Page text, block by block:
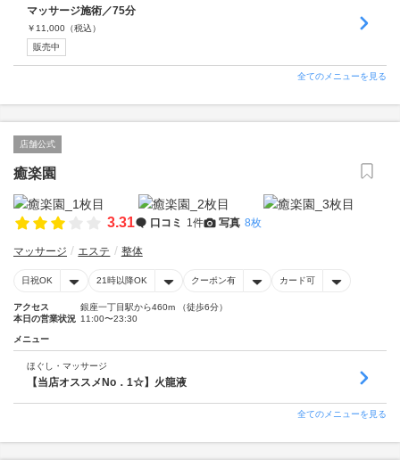
マッサージ施術／75分
￥ 11,000 （税込）
販売中
全てのメニューを見る
店舗公式
癒楽園
3.31 口コミ 1件 写真 8枚
マッサージ エステ 整体
日祝OK 21時以降OK クーポン有 カード可
アクセス
銀座一丁目駅から460m （徒歩6分）
本日の営業状況 11:00〜23:30
メニュー
ほぐし・マッサージ
【当店オススメNo．1☆】火龍液
全てのメニューを見る